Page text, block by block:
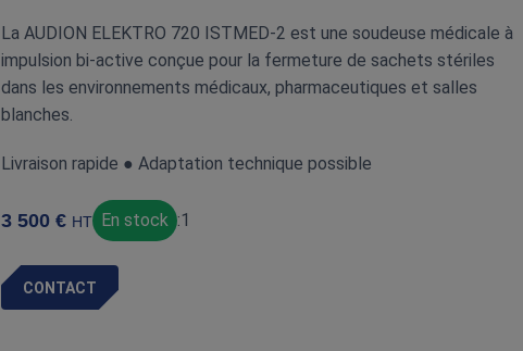
La AUDION ELEKTRO 720 ISTMED‑2 est une soudeuse médicale à
impulsion bi‑active conçue pour la fermeture de sachets stériles
dans les environnements médicaux, pharmaceutiques et salles
blanches.
Livraison rapide ● Adaptation technique possible
3 500 € HT En stock :1
CONTACT